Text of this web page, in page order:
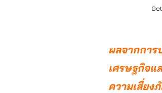
ผลจากการ
เศรษฐกิจแ
ความเสี่ยง